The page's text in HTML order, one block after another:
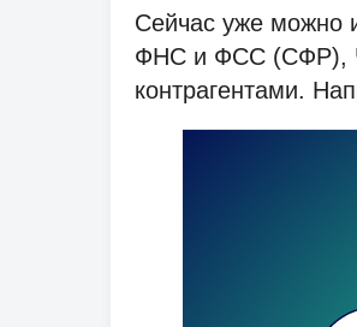
Сейчас уже можно
ФНС и ФСС (СФР),
контрагентами.